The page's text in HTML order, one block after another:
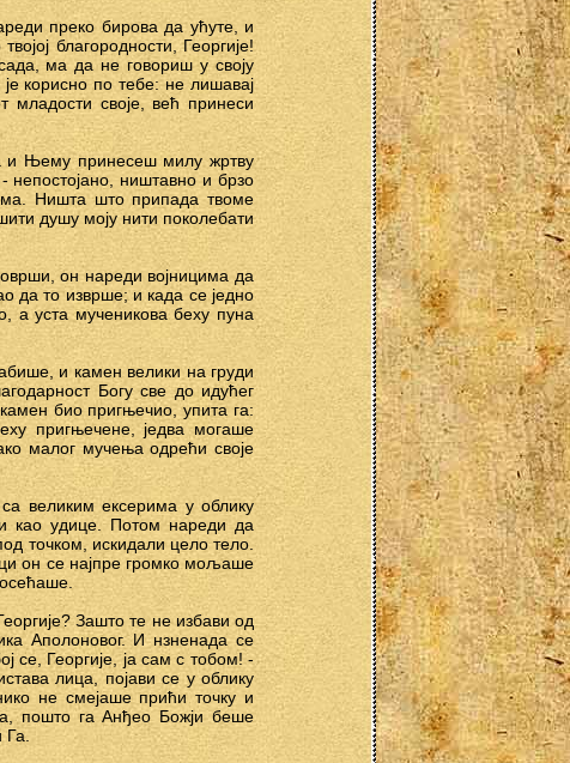
преко бирова да ућуте, и
благородности, Георгије!
ма да не говориш у своју
корисно по тебе: не лишавај
младости своје, већ принеси
и Њему принесеш милу жртву
непостојано, ништавно и брзо
Ништа што припада твоме
душу моју нити поколебати
он нареди војницима да
да то изврше; и када се једно
а уста мученикова беху пуна
и камен велики на груди
Богу све до идућег
био пригњечио, упита га:
пригњечене, једва могаше
малог мучења одрећи своје
великим ексерима у облику
као удице. Потом нареди да
точком, искидали цело тело.
он се најпре громко мољаше
Зашто те не избави од
Аполоновог. И нзненада се
се, Георгије, ја сам с тобом! -
лица, појави се у облику
не смејаше прићи точку и
пошто га Анђео Божји беше
Га.